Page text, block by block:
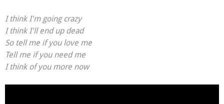
I think I'm going crazy
I think I'll end up dead
So tell me if you love me
Tell me if you need me
I think of you more now